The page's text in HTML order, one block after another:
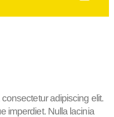
adipiscing elit.
imperdiet. Nulla lacinia